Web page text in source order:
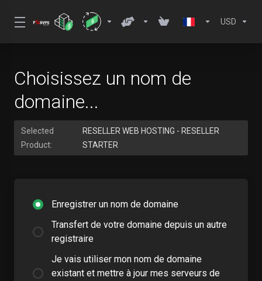
USD
Choisissez un nom de
domaine...
Selected
Product:
RESELLER WEB HOSTING - RESELLER
STARTER
Enregistrer un nom de domaine
Transfert de votre domaine depuis un autre
registraire
Je vais utiliser mon nom de domaine
existant et mettre à jour mes serveurs de